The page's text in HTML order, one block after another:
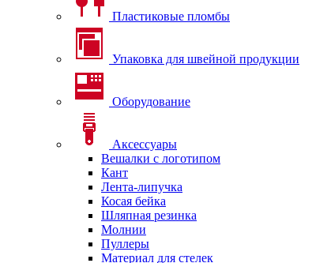
Пластиковые пломбы
Упаковка для швейной продукции
Оборудование
Аксессуары
Вешалки с логотипом
Кант
Лента-липучка
Косая бейка
Шляпная резинка
Молнии
Пуллеры
Материал для стелек